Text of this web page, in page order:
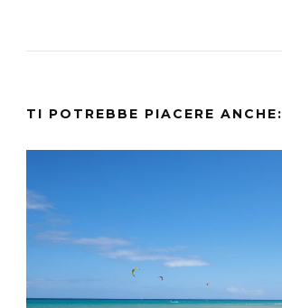
TI POTREBBE PIACERE ANCHE: